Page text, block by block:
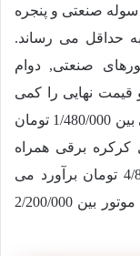
صنعتی و پنجره
حداقل می رساند.
صنعتی, دوام
و قیمت نهایی را کمی
1/480/000 تومان
برقی همراه
4/ تومان برآورد می
بین 2/200/000